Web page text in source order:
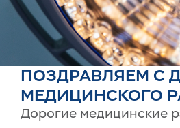
ПОЗДРАВЛЯЕМ С
МЕДИЦИНСКОГО
Дорогие медицинские